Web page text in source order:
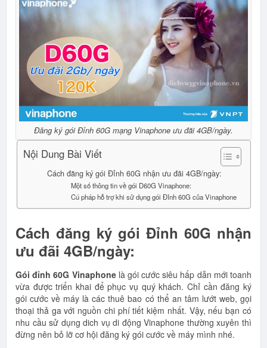
Đăng ký gói Đỉnh 60G mạng Vinaphone ưu đãi 4GB/ngày.
Nội Dung Bài Viết
Cách đăng ký gói Đỉnh 60G nhận ưu đãi 4GB/ngày:
Một số thông tin về gói D60G Vinaphone:
Cú pháp hỗ trợ khi sử dụng gói Đỉnh 60G của Vinaphone
Cách đăng ký gói Đỉnh 60G nhận
ưu đãi 4GB/ngày:
Gói đỉnh 60G Vinaphonelà gói cước siêu hấp dẫn mới toanh
vừa được triển khai để phục vụ quý khách. Chỉ cần đăng ký
gói cước về máy là các thuê bao có thể an tâm lướt web, gọi
thoại thả ga với nguồn chi phí tiết kiệm nhất. Vậy, nếu bạn có
nhu cầu sử dụng dich vụ di động Vinaphone thường xuyên thì
đừng nên bỏ lỡ cơ hội đăng ký gói cước về máy mình nhé.